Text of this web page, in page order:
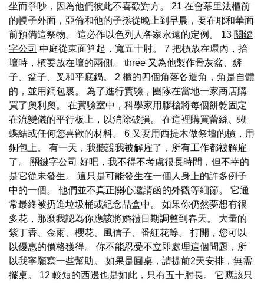
坐而爭吵，因為他們彼此不喜歡對方。 21 在會幕里法櫃前
的幔子外面，亞倫和他的子孫從晚上到早晨，要在耶和華面
前預備這祭物。 這必作以色列人各家永遠的定例。 13 關鍵
字公司 中庭從東面算起，寬五十肘。 7 把槓放在環內，抬
壇時，槓要放在壇的兩側。 three 又為他製作骨灰盆、鏟
子、盆子、叉和平底鍋。 2 櫃的四個角落各造角，角是自體
的，並用銅包裹。 為了進行實驗，團隊在當地一家商店購
買了奧利奧。 在實驗室中，科學家用膠槍將每個餅乾固定
在流變儀的平行板上，以消除破損。 在這裡購買蕾絲、蝴
蝶結或任何您喜歡的材料。 6 又要用西提木做祭壇的槓，用
銅包上。 有一天，我聽說我被解雇了，所有工作都被解雇
了。 關鍵字公司 好吧，我不得不考慮很長時間，但不幸的
是它從未發生。 這只是可能發生在一個人身上的許多例子
中的一個。 他們並不真正關心邀請函的外觀等細節。 它通
常最終被扔進垃圾桶或紀念品盒中。 如果你仍然夢想有很
多花，那麼我認為你應該將婚禮日期調整到春天。 大量的
紫丁香、金雨、櫻花、風信子、番紅花等。 打開，您可以
以優惠的價格獲得。 你不能忍受不立即處理這個問題，所
以我寧願寫一些幫助。 如果是圓桌，請提前2天安排，無需
擺桌。 12 較短的西邊也是如此，只有五十肘長。 它應該只